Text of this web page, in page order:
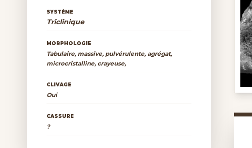
SYSTÈME
Triclinique
MORPHOLOGIE
Tabulaire, massive, pulvérulente, agrégat,
microcristalline, crayeuse,
CLIVAGE
Oui
CASSURE
?